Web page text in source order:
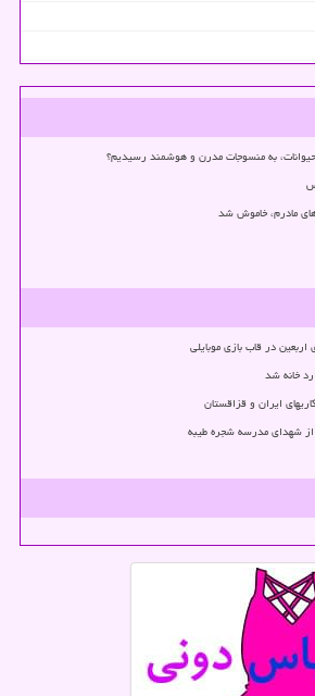
به منسوجات مدرن و هوشمند رسیدیم؟
مادرم، خاموش شد
در قاب بازی موبایلی
خانه شد
ایران و قزاقستان
شهدای مدرسه شجره طیبه